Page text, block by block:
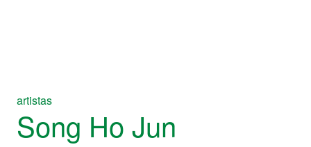
artistas
Song Ho Jun